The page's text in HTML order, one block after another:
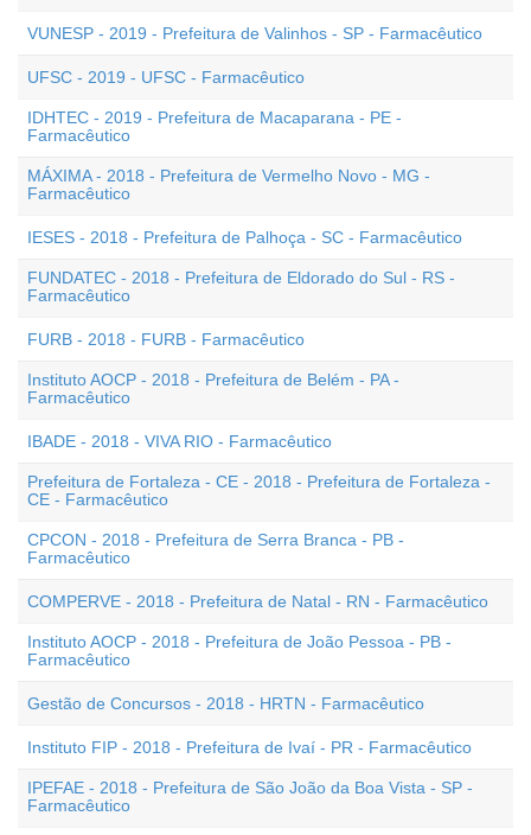
VUNESP - 2019 - Prefeitura de Valinhos - SP - Farmacêutico
UFSC - 2019 - UFSC - Farmacêutico
IDHTEC - 2019 - Prefeitura de Macaparana - PE -
Farmacêutico
MÁXIMA - 2018 - Prefeitura de Vermelho Novo - MG -
Farmacêutico
IESES - 2018 - Prefeitura de Palhoça - SC - Farmacêutico
FUNDATEC - 2018 - Prefeitura de Eldorado do Sul - RS -
Farmacêutico
FURB - 2018 - FURB - Farmacêutico
Instituto AOCP - 2018 - Prefeitura de Belém - PA -
Farmacêutico
IBADE - 2018 - VIVA RIO - Farmacêutico
Prefeitura de Fortaleza - CE - 2018 - Prefeitura de Fortaleza -
CE - Farmacêutico
CPCON - 2018 - Prefeitura de Serra Branca - PB -
Farmacêutico
COMPERVE - 2018 - Prefeitura de Natal - RN - Farmacêutico
Instituto AOCP - 2018 - Prefeitura de João Pessoa - PB -
Farmacêutico
Gestão de Concursos - 2018 - HRTN - Farmacêutico
Instituto FIP - 2018 - Prefeitura de Ivaí - PR - Farmacêutico
IPEFAE - 2018 - Prefeitura de São João da Boa Vista - SP -
Farmacêutico